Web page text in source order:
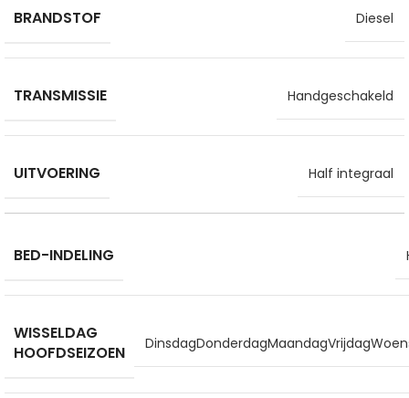
BRANDSTOF Diesel
TRANSMISSIE Handgeschakeld
UITVOERING Half integraal
BED-INDELING
WISSELDAG
HOOFDSEIZOEN
DinsdagDonderdagMaandagVrijdag